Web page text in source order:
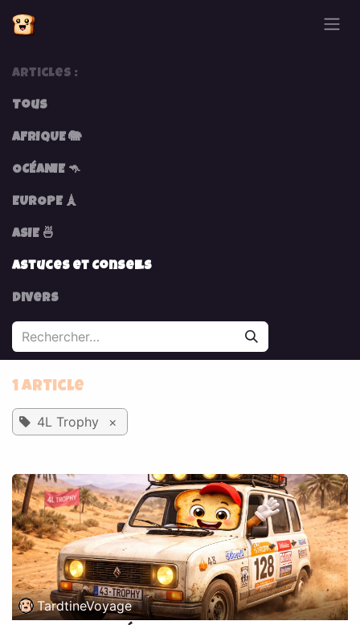
Articles :
Tous
AFRIQUE 🐘
OCÉANIE 🦘
EUROPE 🗼
ASIE 🍜
Astuces et Conseils
Divers
1 Article
4L Trophy ×
TardtineVoyage